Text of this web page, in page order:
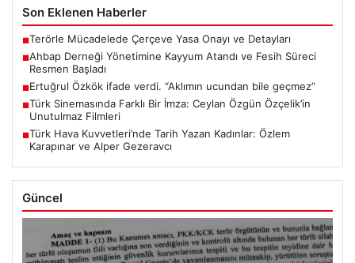
Son Eklenen Haberler
■Terörle Mücadelede Çerçeve Yasa Onayı ve Detayları
■Ahbap Derneği Yönetimine Kayyum Atandı ve Fesih Süreci
Resmen Başladı
■Ertuğrul Özkök ifade verdi. “Aklımın ucundan bile geçmez”
■Türk Sinemasında Farklı Bir İmza: Ceylan Özgün Özçelik’in
Unutulmaz Filmleri
■Türk Hava Kuvvetleri’nde Tarih Yazan Kadınlar: Özlem
Karapınar ve Alper Gezeravcı
Güncel